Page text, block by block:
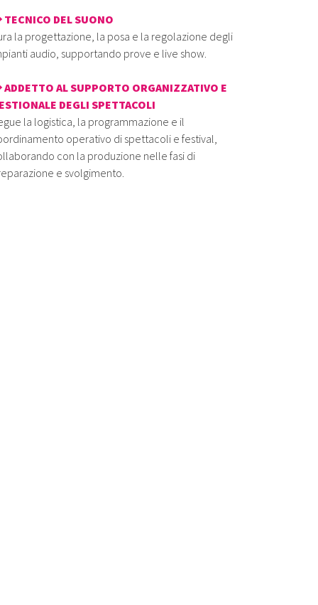
DEL SUONO
la progettazione, la posa e la regolazione degli
audio, supportando prove e live show.
AL SUPPORTO ORGANIZZATIVO E
DEGLI SPETTACOLI
la logistica, la programmazione e il
operativo di spettacoli e festival,
con la produzione nelle fasi di
e svolgimento.